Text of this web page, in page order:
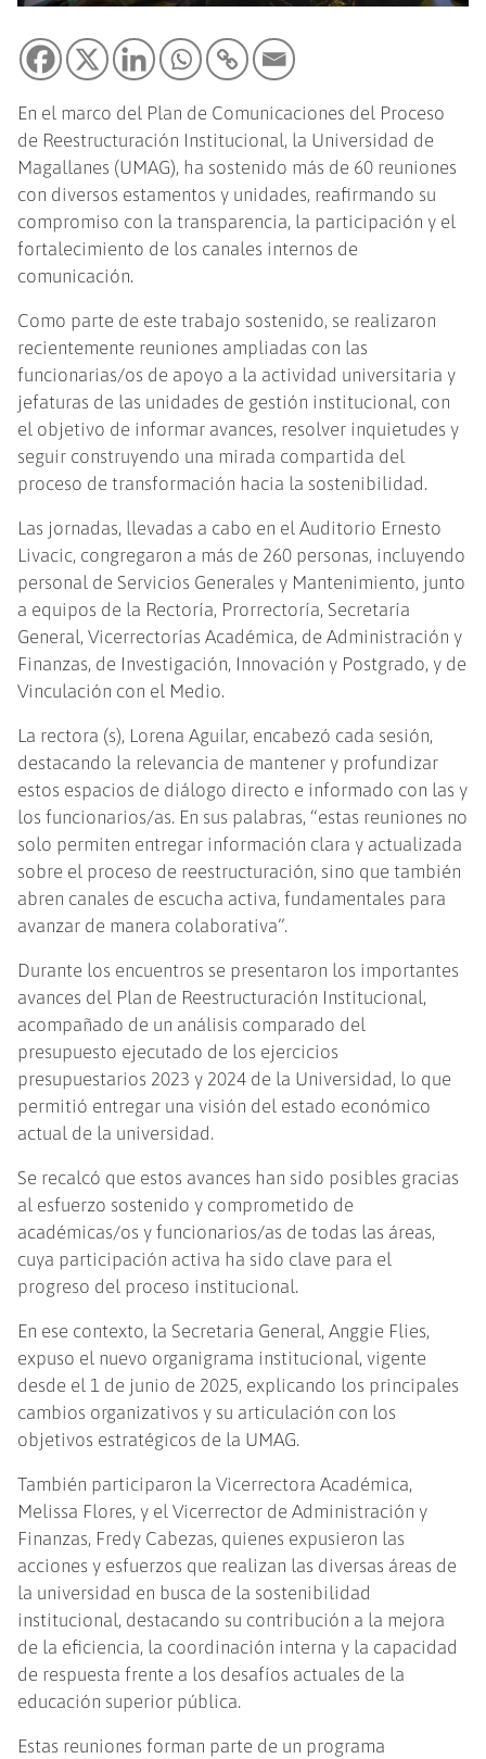
En el marco del Plan de Comunicaciones del Proceso
de Reestructuración Institucional, la Universidad de
Magallanes (UMAG), ha sostenido más de 60 reuniones
con diversos estamentos y unidades, reafirmando su
compromiso con la transparencia, la participación y el
fortalecimiento de los canales internos de
comunicación.
Como parte de este trabajo sostenido, se realizaron
recientemente reuniones ampliadas con las
funcionarias/os de apoyo a la actividad universitaria y
jefaturas de las unidades de gestión institucional, con
el objetivo de informar avances, resolver inquietudes y
seguir construyendo una mirada compartida del
proceso de transformación hacia la sostenibilidad.
Las jornadas, llevadas a cabo en el Auditorio Ernesto
Livacic, congregaron a más de 260 personas, incluyendo
personal de Servicios Generales y Mantenimiento, junto
a equipos de la Rectoría, Prorrectoría, Secretaría
General, Vicerrectorías Académica, de Administración y
Finanzas, de Investigación, Innovación y Postgrado, y de
Vinculación con el Medio.
La rectora (s), Lorena Aguilar, encabezó cada sesión,
destacando la relevancia de mantener y profundizar
estos espacios de diálogo directo e informado con las y
los funcionarios/as. En sus palabras, “estas reuniones no
solo permiten entregar información clara y actualizada
sobre el proceso de reestructuración, sino que también
abren canales de escucha activa, fundamentales para
avanzar de manera colaborativa”.
Durante los encuentros se presentaron los importantes
avances del Plan de Reestructuración Institucional,
acompañado de un análisis comparado del
presupuesto ejecutado de los ejercicios
presupuestarios 2023 y 2024 de la Universidad, lo que
permitió entregar una visión del estado económico
actual de la universidad.
Se recalcó que estos avances han sido posibles gracias
al esfuerzo sostenido y comprometido de
académicas/os y funcionarios/as de todas las áreas,
cuya participación activa ha sido clave para el
progreso del proceso institucional.
En ese contexto, la Secretaria General, Anggie Flies,
expuso el nuevo organigrama institucional, vigente
desde el 1 de junio de 2025, explicando los principales
cambios organizativos y su articulación con los
objetivos estratégicos de la UMAG.
También participaron la Vicerrectora Académica,
Melissa Flores, y el Vicerrector de Administración y
Finanzas, Fredy Cabezas, quienes expusieron las
acciones y esfuerzos que realizan las diversas áreas de
la universidad en busca de la sostenibilidad
institucional, destacando su contribución a la mejora
de la eficiencia, la coordinación interna y la capacidad
de respuesta frente a los desafíos actuales de la
educación superior pública.
Estas reuniones forman parte de un programa